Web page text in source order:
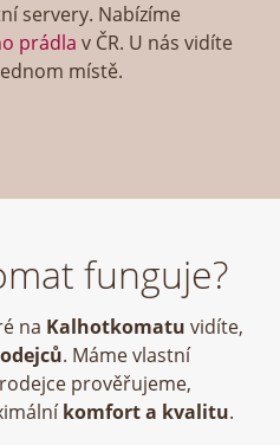
servery. Nabízíme
prádla v ČR. U nás vidíte
místě.
funguje?
na Kalhotkomatu vidíte,
. Máme vlastní
prověřujeme,
komfort a kvalitu.